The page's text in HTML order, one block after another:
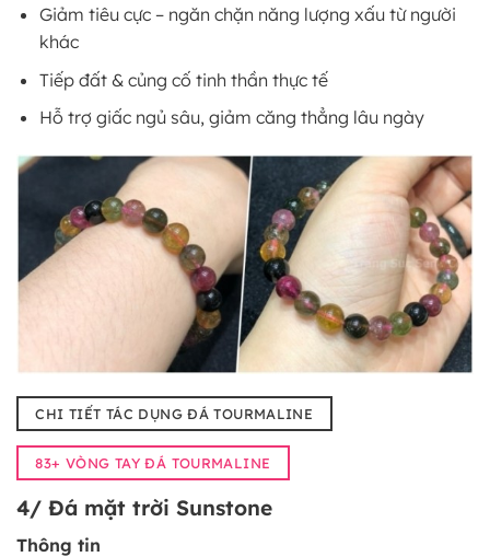
Giảm tiêu cực – ngăn chặn năng lượng xấu từ người
khác
Tiếp đất & củng cố tinh thần thực tế
Hỗ trợ giấc ngủ sâu, giảm căng thẳng lâu ngày
CHI TIẾT TÁC DỤNG ĐÁ TOURMALINE
83+ VÒNG TAY ĐÁ TOURMALINE
4/ Đá mặt trời Sunstone
Thông tin